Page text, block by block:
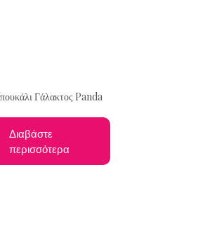
Γάλακτος Panda
Διαβάστε
περισσότερα